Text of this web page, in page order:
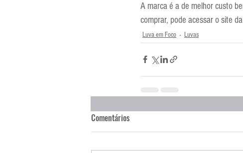
A marca é a de melhor custo
comprar, pode acessar o site
Luva em Foco Luvas
Comentários